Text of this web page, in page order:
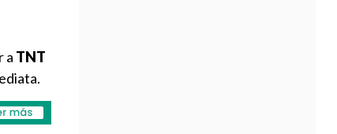
a TNT